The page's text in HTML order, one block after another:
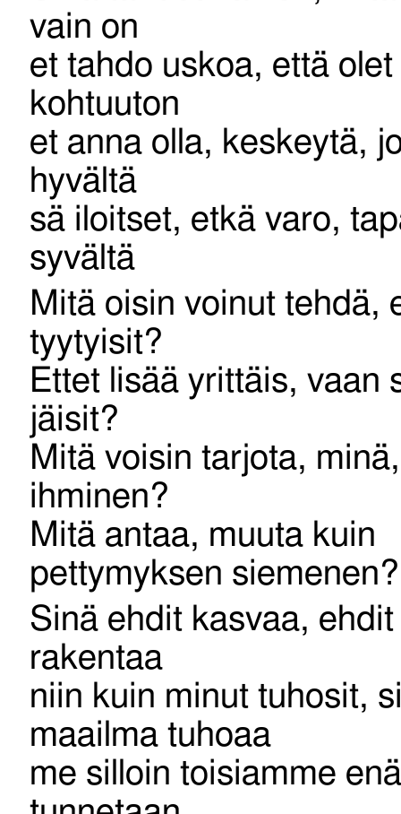
vain on
et tahdo uskoa, että olet
kohtuuton
et anna olla, keskeytä,
hyvältä
sä iloitset, etkä varo,
syvältä
Mitä oisin voinut tehdä,
tyytyisit?
Ettet lisää yrittäis, vaan
jäisit?
Mitä voisin tarjota,
ihminen?
Mitä antaa, muuta kuin
pettymyksen siemenen?
Sinä ehdit kasvaa,
rakentaa
niin kuin minut tuhosit,
maailma tuhoaa
me silloin toisiamme